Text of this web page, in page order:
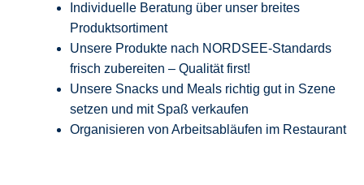
Individuelle Beratung über unser breites
Produktsortiment
Unsere Produkte nach NORDSEE-Standards
frisch zubereiten – Qualität first!
Unsere Snacks und Meals richtig gut in Szene
setzen und mit Spaß verkaufen
Organisieren von Arbeitsabläufen im Restaurant